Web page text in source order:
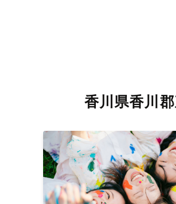
丁寧なレタッチで思い出を
りに。きっと「こんな写真を撮
い。
香川県香川